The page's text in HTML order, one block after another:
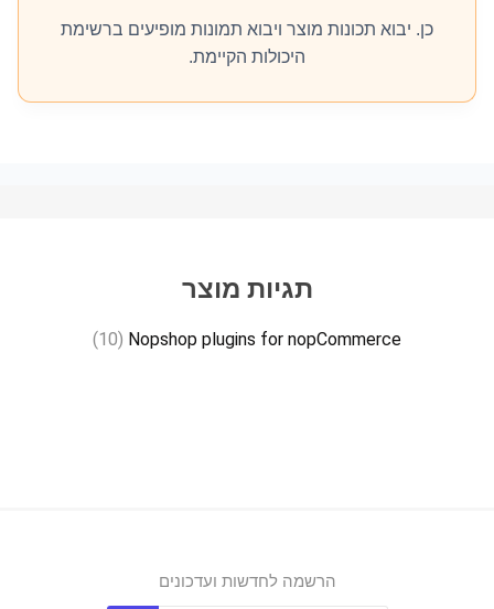
כן. יבוא תכונות מוצר ויבוא תמונות מופיעים ברשימת
היכולות הקיימת.
תגיות מוצר
Nopshop plugins for nopCommerce
(10)
הרשמה לחדשות ועדכונים